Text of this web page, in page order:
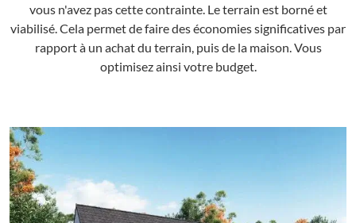
vous n'avez pas cette contrainte. Le terrain est borné et
viabilisé. Cela permet de faire des économies significatives par
rapport à un achat du terrain, puis de la maison. Vous
optimisez ainsi votre budget.